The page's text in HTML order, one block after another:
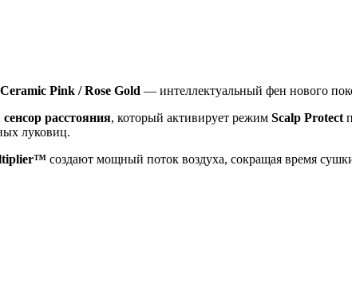
Ceramic Pink / Rose Gold — интеллектуальный фен нового
сенсор расстояния, который активирует режим Scalp Protect
луковиц.
создают мощный поток воздуха, сокращая время